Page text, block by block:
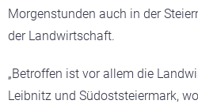
Morgenstunden auch in der
der Landwirtschaft.
„Betroffen ist vor allem die
Leibnitz und Südoststeiermark,